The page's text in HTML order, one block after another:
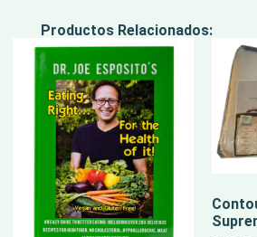
Productos Relacionados: